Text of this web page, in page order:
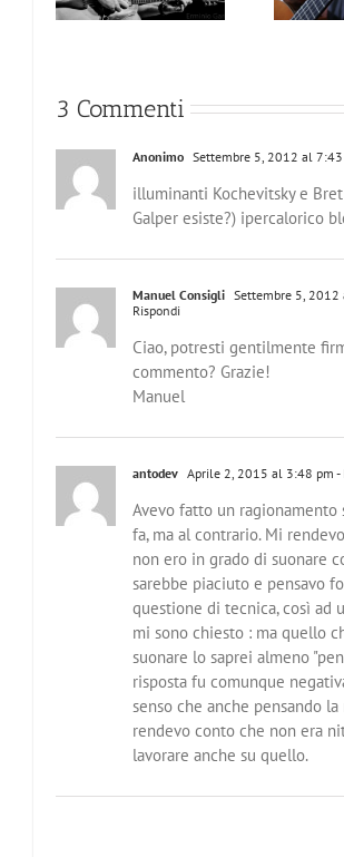
3 Commenti
Anonimo Settembre 5, 2012 al
illuminanti Kochevitsky e Bret
Galper esiste?) ipercalorico
Manuel Consigli Settembre 5, 2012
Rispondi
Ciao, potresti gentilmente
commento? Grazie!
Manuel
antodev Aprile 2, 2015 al 3:48 pm -
Avevo fatto un
fa, ma al contrario. Mi
non ero in grado di suonare
sarebbe piaciuto e pensavo
questione di tecnica, così ad
mi sono chiesto : ma quello
suonare lo saprei almeno
risposta fu comunque
senso che anche pensando
rendevo conto che non era
lavorare anche su quello.